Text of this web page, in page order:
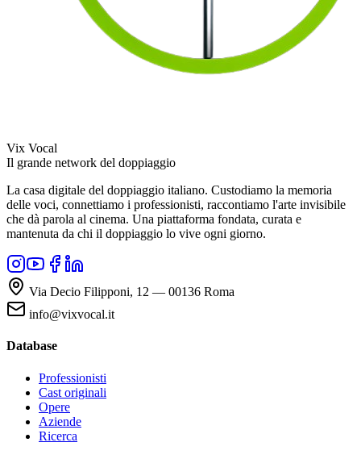
Vix Vocal
Il grande network del doppiaggio
La casa digitale del doppiaggio italiano. Custodiamo la memoria
delle voci, connettiamo i professionisti, raccontiamo l'arte invisibile
che dà parola al cinema. Una piattaforma fondata, curata e
mantenuta da chi il doppiaggio lo vive ogni giorno.
Via Decio Filipponi, 12 — 00136 Roma
info@vixvocal.it
Database
Professionisti
Cast originali
Opere
Aziende
Ricerca